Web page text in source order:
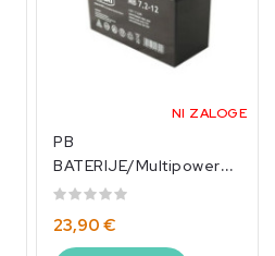
NI ZALOGE
PB
BATERIJE/Multipower
12V/7,2mA/h/Kavan
23,90 €